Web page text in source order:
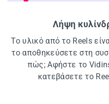
Λήψη
Το υλικό από το Reels
το αποθηκεύσετε στη
πώς; Αφήστε το
κατεβάσετε το